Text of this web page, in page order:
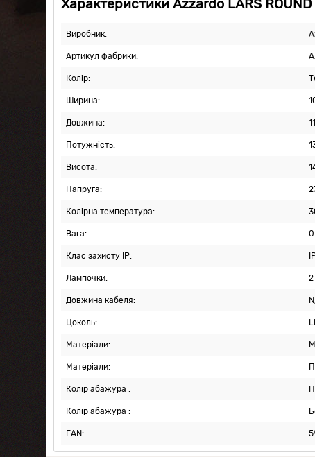
Характеристики Azzardo LARS
Виробник:
Артикул фабрики:
Колір:
Ширина:
Довжина:
Потужність:
Висота:
Напруга:
Колірна температура:
Вага:
Клас захисту IP:
Лампочки:
Довжина кабеля:
Цоколь:
Матеріали:
Матеріали:
Колір абажура :
Колір абажура :
EAN: